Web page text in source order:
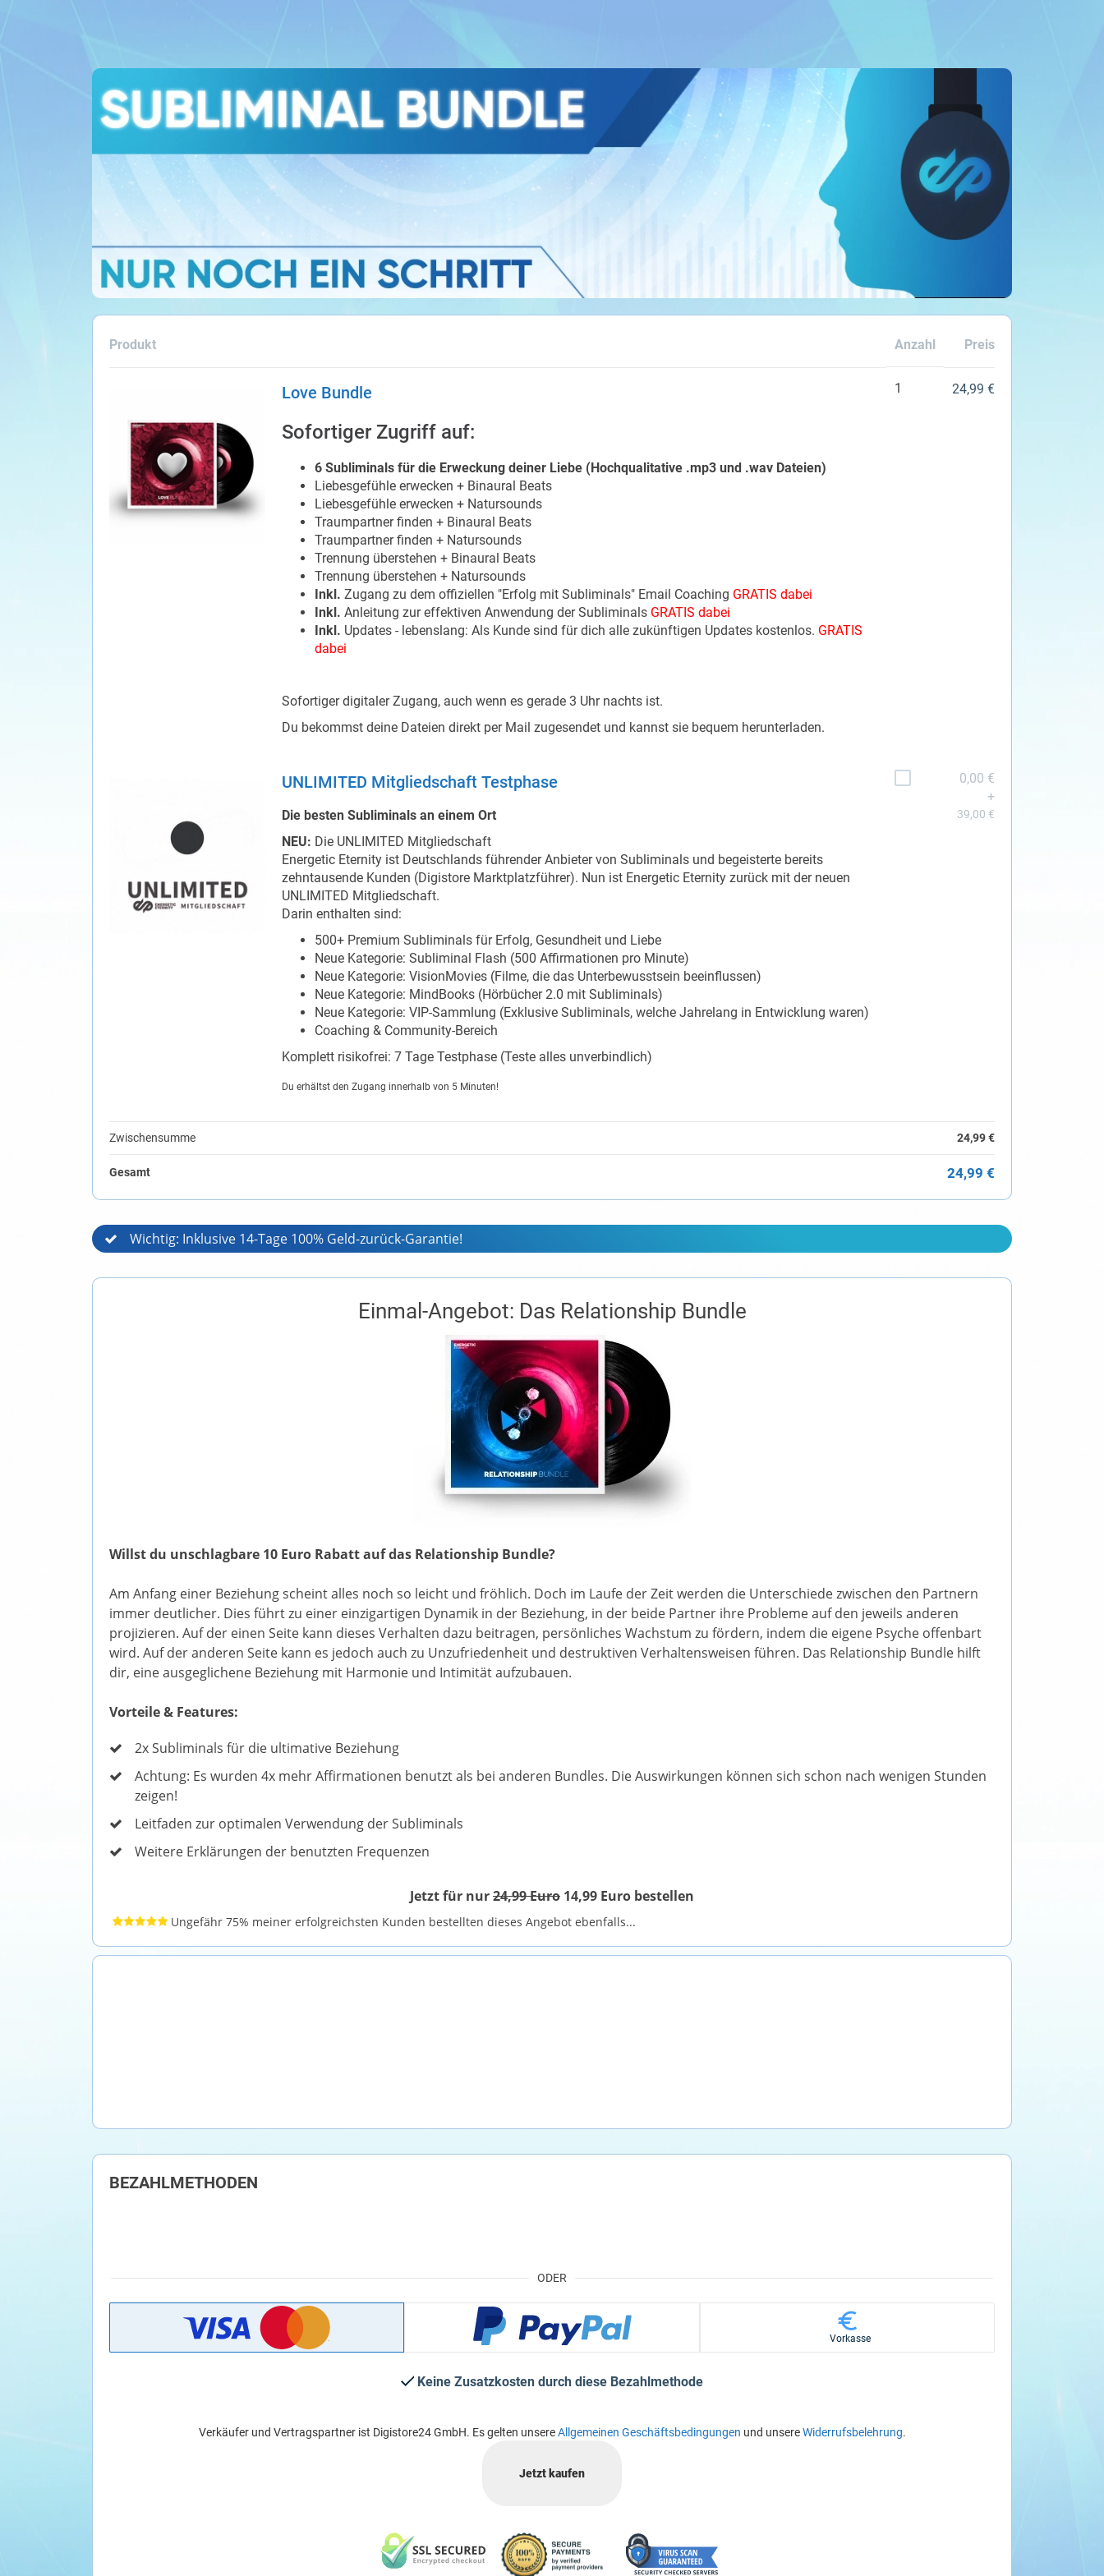
Produkt Anzahl Preis
Love Bundle
Sofortiger Zugriff auf:
6 Subliminals für die Erweckung deiner Liebe (Hochqualitative .mp3 und .wav Dateien)
Liebesgefühle erwecken + Binaural Beats
Liebesgefühle erwecken + Natursounds
Traumpartner finden + Binaural Beats
Traumpartner finden + Natursounds
Trennung überstehen + Binaural Beats
Trennung überstehen + Natursounds
Inkl. Zugang zu dem offiziellen "Erfolg mit Subliminals" Email Coaching GRATIS dabei
Inkl. Anleitung zur effektiven Anwendung der Subliminals GRATIS dabei
Inkl. Updates - lebenslang: Als Kunde sind für dich alle zukünftigen Updates kostenlos. GRATIS
dabei
Sofortiger digitaler Zugang, auch wenn es gerade 3 Uhr nachts ist.
Du bekommst deine Dateien direkt per Mail zugesendet und kannst sie bequem herunterladen.
1 24,99 €
UNLIMITED Mitgliedschaft Testphase
Die besten Subliminals an einem Ort
NEU: Die UNLIMITED Mitgliedschaft
Energetic Eternity ist Deutschlands führender Anbieter von Subliminals und begeisterte bereits
zehntausende Kunden (Digistore Marktplatzführer). Nun ist Energetic Eternity zurück mit der neuen
UNLIMITED Mitgliedschaft.
Darin enthalten sind:
500+ Premium Subliminals für Erfolg, Gesundheit und Liebe
Neue Kategorie: Subliminal Flash (500 Affirmationen pro Minute)
Neue Kategorie: VisionMovies (Filme, die das Unterbewusstsein beeinflussen)
Neue Kategorie: MindBooks (Hörbücher 2.0 mit Subliminals)
Neue Kategorie: VIP-Sammlung (Exklusive Subliminals, welche Jahrelang in Entwicklung waren)
Coaching & Community-Bereich
Komplett risikofrei: 7 Tage Testphase (Teste alles unverbindlich)
Du erhältst den Zugang innerhalb von 5 Minuten!
0,00 €
+
39,00 €
Zwischensumme 24,99 €
Gesamt 24,99 €
Wichtig: Inklusive 14-Tage 100% Geld-zurück-Garantie!
Einmal-Angebot: Das Relationship Bundle
Willst du unschlagbare 10 Euro Rabatt auf das Relationship Bundle?
Am Anfang einer Beziehung scheint alles noch so leicht und fröhlich. Doch im Laufe der Zeit werden die Unterschiede zwischen den Partnern
immer deutlicher. Dies führt zu einer einzigartigen Dynamik in der Beziehung, in der beide Partner ihre Probleme auf den jeweils anderen
projizieren. Auf der einen Seite kann dieses Verhalten dazu beitragen, persönliches Wachstum zu fördern, indem die eigene Psyche offenbart
wird. Auf der anderen Seite kann es jedoch auch zu Unzufriedenheit und destruktiven Verhaltensweisen führen. Das Relationship Bundle hilft
dir, eine ausgeglichene Beziehung mit Harmonie und Intimität aufzubauen.
Vorteile & Features:
2x Subliminals für die ultimative Beziehung
Achtung: Es wurden 4x mehr Affirmationen benutzt als bei anderen Bundles. Die Auswirkungen können sich schon nach wenigen Stunden
zeigen!
Leitfaden zur optimalen Verwendung der Subliminals
Weitere Erklärungen der benutzten Frequenzen
Jetzt für nur24,99 Euro 14,99 Euro bestellen
Ungefähr 75% meiner erfolgreichsten Kunden bestellten dieses Angebot ebenfalls...
ODER
BEZAHLMETHODEN
Vorkasse
Keine Zusatzkosten durch diese Bezahlmethode
Verkäufer und Vertragspartner ist Digistore24 GmbH. Es gelten unsereAllgemeinen Geschäftsbedingungen und unsereWiderrufsbelehrung.
Jetzt kaufen